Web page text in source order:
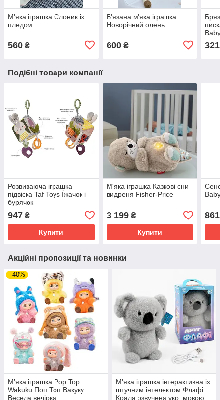
М'яка іграшка Слоник із
пледом
560 ₴
В'язана м'яка іграшка
Новорічний олень
600₴ 321
Подібні товари компанії
Розвиваюча іграшка
підвіска Taf Toys Їжачок і
бурячок
947 ₴
Купити
М'яка іграшка Казкові сни
видреня Fisher-Price
3 199₴
Купити
861
Акційні пропозиції та новинки
–40%
Мʼяка іграшка Pop Top
Wakuku Поп Топ Вакуку
Весела вечірка
М'яка іграшка інтерактивна із
штучним інтелектом Флафі
Коала озвучена укр. мовою